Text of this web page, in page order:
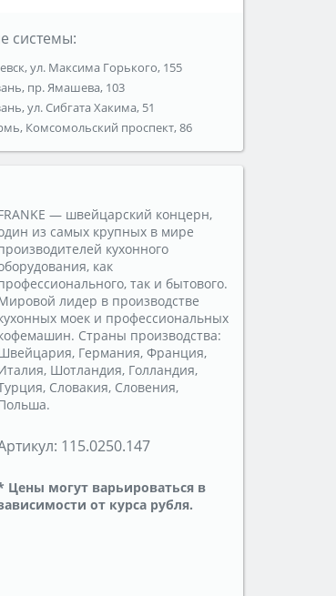
системы:
ул. Максима Горького, 155
пр. Ямашева, 103
ул. Сибгата Хакима, 51
Комсомольский проспект, 86
— швейцарский концерн,
из самых крупных в мире
кухонного
как
так и бытового.
лидер в производстве
моек и профессиональных
Страны производства:
Германия, Франция,
Шотландия, Голландия,
Словакия, Словения,
115.0250.147
Цены могут варьироваться в
от курса рубля.